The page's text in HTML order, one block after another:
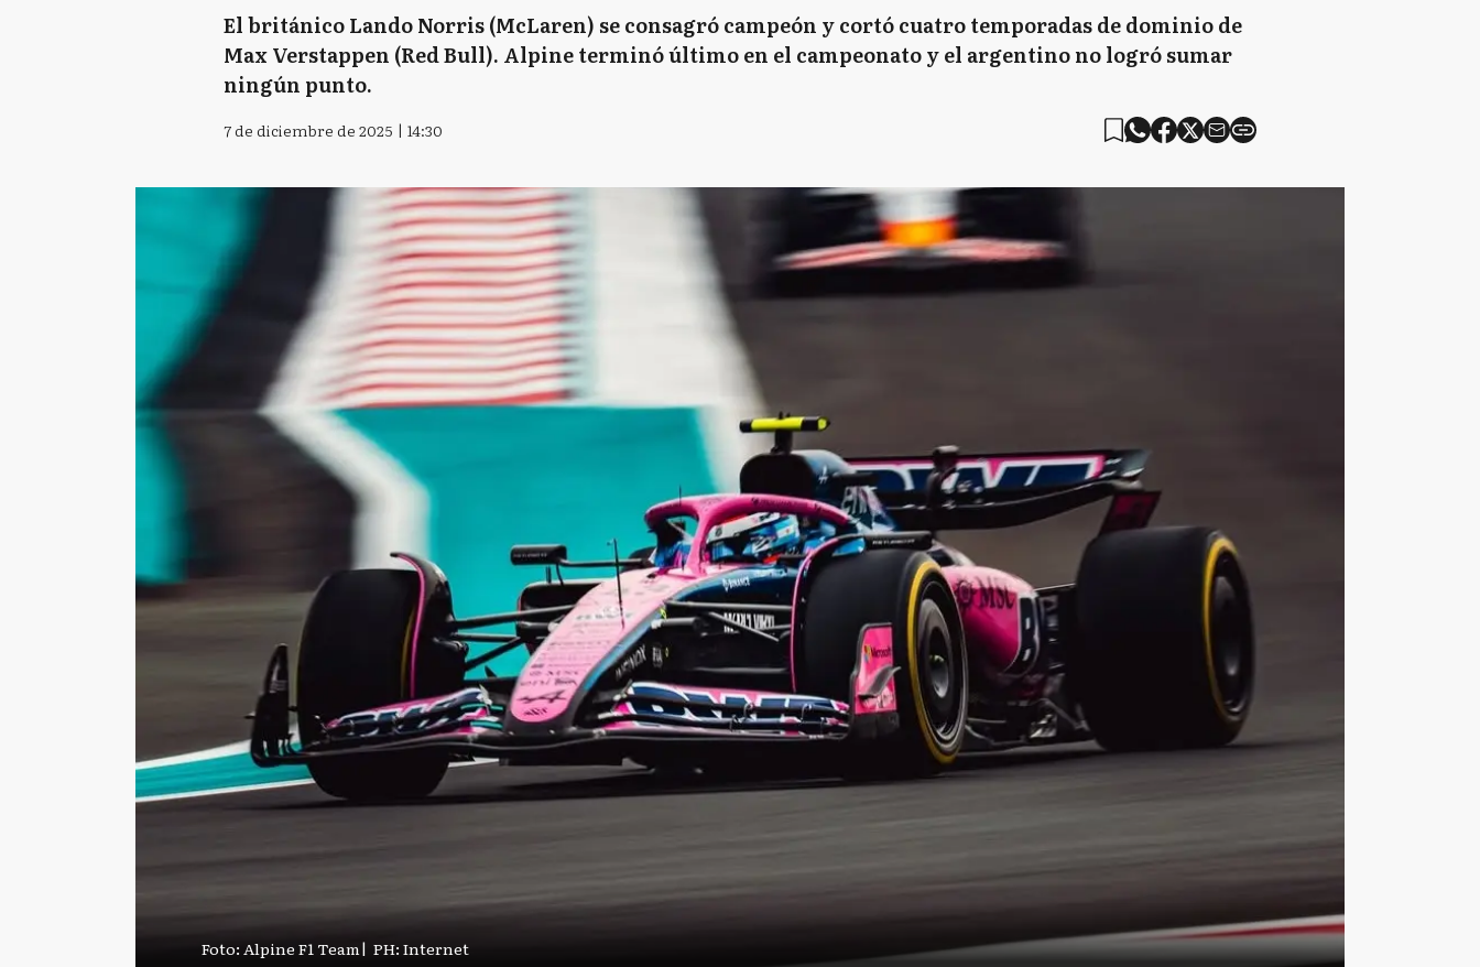
El británico Lando Norris (McLaren) se consagró campeón y cortó cuatro temporadas de dominio de
Max Verstappen (Red Bull). Alpine terminó último en el campeonato y el argentino no logró sumar
ningún punto.
7 de diciembre de 2025 | 14:30
Foto: Alpine F1 Team| PH: Internet